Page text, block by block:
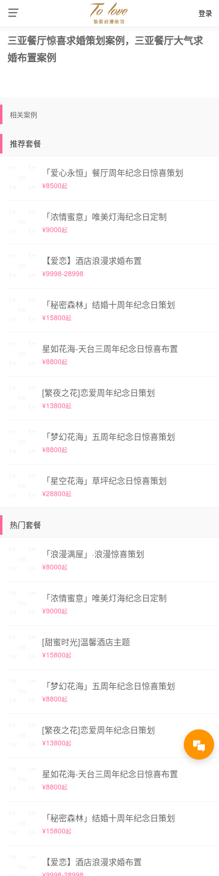
登录
三亚餐厅惊喜求婚策划案例，三亚餐厅大气求
婚布置案例
相关案例
推荐套餐
「爱心永恒」餐厅周年纪念日惊喜策划
¥8500起
「浓情蜜意」唯美灯海纪念日定制
¥9000起
【爱恋】酒店浪漫求婚布置
¥9998-28998
「秘密森林」结婚十周年纪念日策划
¥15800起
星如花海-天台三周年纪念日惊喜布置
¥8800起
[繁夜之花]恋爱周年纪念日策划
¥13800起
「梦幻花海」五周年纪念日惊喜策划
¥8800起
「星空花海」草坪纪念日惊喜策划
¥28800起
热门套餐
「浪漫满屋」·浪漫惊喜策划
¥8000起
「浓情蜜意」唯美灯海纪念日定制
¥9000起
[甜蜜时光]温馨酒店主题
¥15800起
「梦幻花海」五周年纪念日惊喜策划
¥8800起
[繁夜之花]恋爱周年纪念日策划
¥13800起
星如花海-天台三周年纪念日惊喜布置
¥8800起
「秘密森林」结婚十周年纪念日策划
¥15800起
【爱恋】酒店浪漫求婚布置